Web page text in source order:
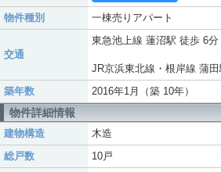
物件種別 一棟売りアパート
交通
東急池上線 蓮沼駅 徒歩 6分
JR京浜東北線・根岸線 蒲
築年数
2016年1月（築 10年）
物件詳細情報
建物構造
木造
総戸数
10戸